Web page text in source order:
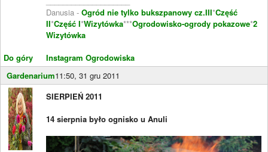
Do góry
Danusia - Ogród nie tylko bukszpanowy cz.III*Część
II*Część I*Wizytówka***Ogrodowisko-ogrody pokazowe*2
Wizytówka
Instagram Ogrodowiska
Gardenarium11:50, 31 gru 2011
SIERPIEŃ 2011
14 sierpnia było ognisko u Anuli